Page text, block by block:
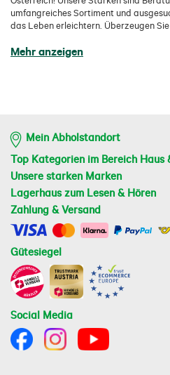
umfangreiches Sortiment und
das Leben erleichtern. Überzeugen Sie
Mehr anzeigen
Mein Abholstandort
Top Kategorien im Bereich Haus
Unsere starken Marken
Lagerhaus zum Lesen & Hören
Zahlung & Versand
Gütesiegel
Social Media